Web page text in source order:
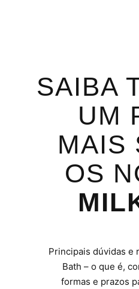
SAIBA
UM
MAIS
OS
Principais dúvidas e
Bath – o que é,
formas e prazos